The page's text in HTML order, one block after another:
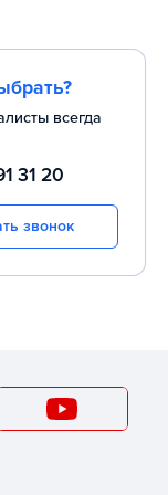
всегда
31 20
звонок